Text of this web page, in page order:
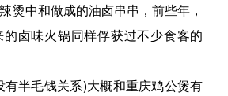
烫中和做成的油卤串串，前些年，
卤味火锅同样俘获过不少食客的
半毛钱关系)大概和重庆鸡公煲有